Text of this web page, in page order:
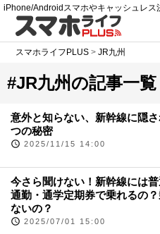
iPhone/Androidスマホやキャッシュレ
スマホライフPLUS >JR九州
#JR九州の記事一覧
意外と知らない、新幹線に隠
つの秘密
2025/11/15 14:00
今さら聞けない！新幹線には
通勤・通学定期券で乗れるの
ないの？
2025/07/01 15:00